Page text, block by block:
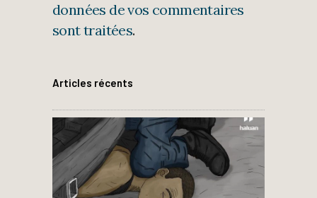
données de vos commentaires
sont traitées.
Articles récents